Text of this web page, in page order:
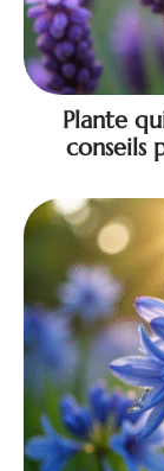
Plante
conseils